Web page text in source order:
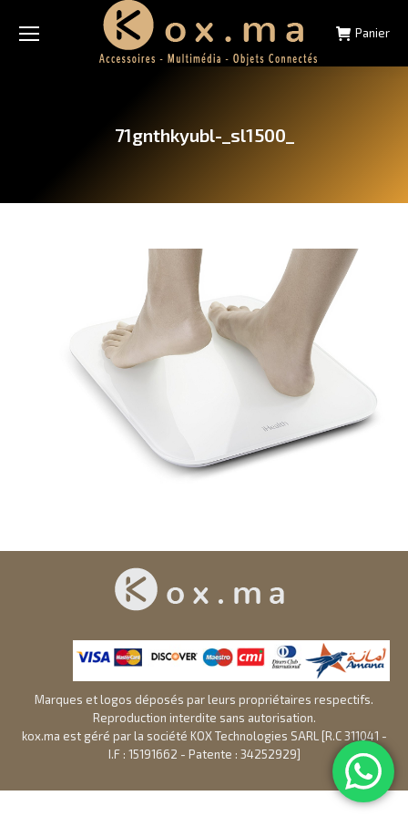
Panier
71gnthkyubl-_sl1500_
Marques et logos déposés par leurs propriétaires respectifs.
Reproduction interdite sans autorisation.
kox.ma est géré par la société KOX Technologies SARL [R.C 311041 -
I.F : 15191662 - Patente : 34252929]